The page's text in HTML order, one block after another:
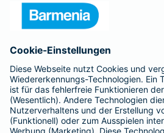
Barmenia ist Teil der
BELIEBTE
Kranken-